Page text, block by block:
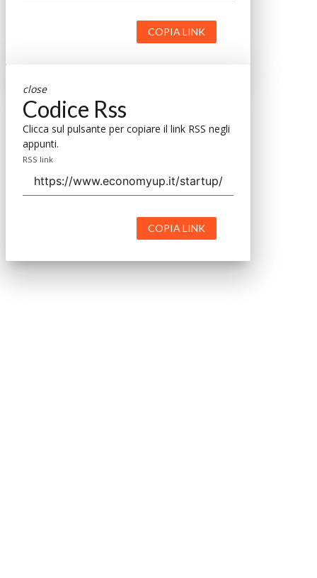
COPIA LINK
close
Codice Rss
Clicca sul pulsante per copiare il link RSS negli
appunti.
RSS link
COPIA LINK